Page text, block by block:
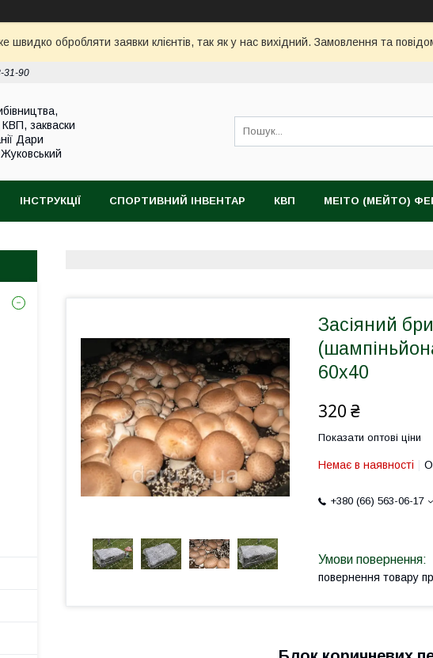
швидко обробляти заявки клієнтів, так як у нас вихідний. Замовлення та
31-90
КВП, закваски
Дари
ІНСТРУКЦІЇ СПОРТИВНИЙ ІНВЕНТАР КВП MEITO (МЕЙТО)
Засіяний
60x40
320 ₴
Показати оптові ціни
Немає в наявності
+380 (66) 563-06-17
повернення товару